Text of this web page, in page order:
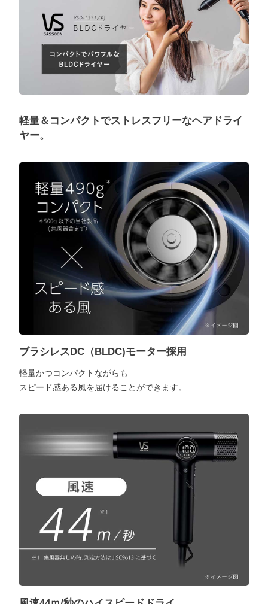
軽量＆コンパクトでストレスフリーなヘアドライ
ヤー。
ブラシレスDC（BLDC)モーター採用
軽量かつコンパクトながらも
スピード感ある風を届けることができます。